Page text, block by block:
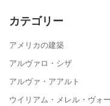
カテゴリー
アメリカの建築
アルヴァロ・シザ
アルヴァ・アアルト
ウイリアム・メレル・ヴォ